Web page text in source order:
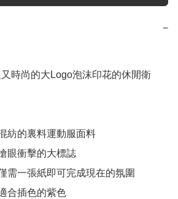
−
時尚的大Logo泡沫印花的休閒衛
紡的裏料運動服面料
眼衝擊的大標誌
需一張紙即可完成現在的氛圍
合插色的紫色